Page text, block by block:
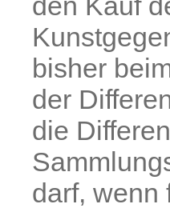
bisher
der
die
darf, wenn